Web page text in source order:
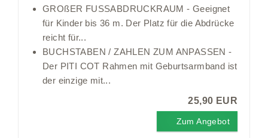
GROßER FUSSABDRUCKRAUM - Geeignet
für Kinder bis 36 m. Der Platz für die Abdrücke
reicht für...
BUCHSTABEN / ZAHLEN ZUM ANPASSEN -
Der PITI COT Rahmen mit Geburtsarmband ist
der einzige mit...
25,90 EUR
Zum Angebot